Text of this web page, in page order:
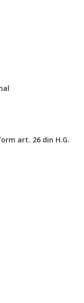
art. 26 din H.G.